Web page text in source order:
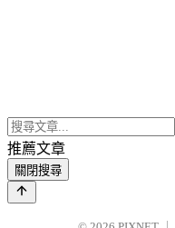
推薦文章
關閉搜尋